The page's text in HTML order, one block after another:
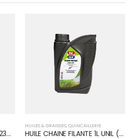
FEUILLE VER IMPER G:0400 23X28
HUILES & GRAISSES, QUINCAILLERIE
HUILE CHAINE FILANTE 1L UNIL (24)